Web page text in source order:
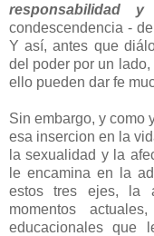
responsabilidad
condescendencia -
Y así, antes que
del poder por un
ello pueden dar fe
Sin embargo, y como
esa insercion en la
la sexualidad y la
le encamina en la
estos tres ejes, la
momentos
educacionales que